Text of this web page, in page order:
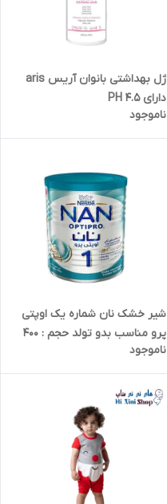
ژل بهداشتی بانوان آریس aris
دارای PH 4.5
ناموجود
شیر خشک نان شماره یک اوپتی
پرو مناسب بدو تولد حجم : 400
گرم
ناموجود